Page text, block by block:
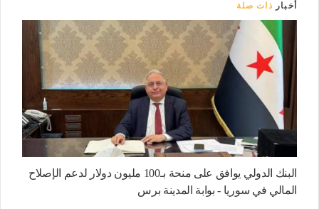
أخبار ذات صلة
البنك الدولي يوافق على منحة بـ100 مليون دولار لدعم الإصلاح
المالي في سوريا - بوابة المدينة برس